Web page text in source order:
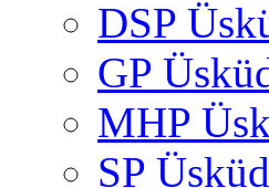
DSP
GP
MHP
SP